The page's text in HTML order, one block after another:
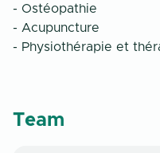
- Ostéopathie
- Acupuncture
- Physiothérapie et
Team